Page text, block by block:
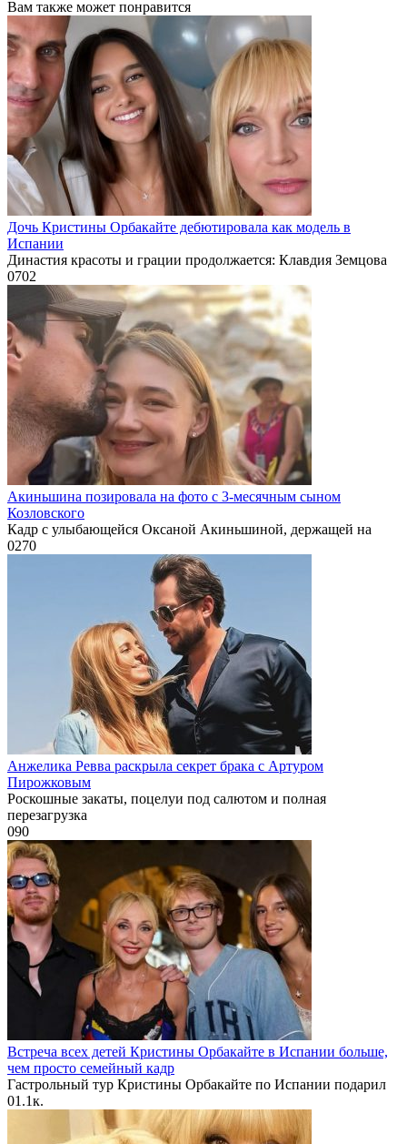
Вам также может понравится
Дочь Кристины Орбакайте дебютировала как модель в
Испании
Династия красоты и грации продолжается: Клавдия Земцова
0702
Акиньшина позировала на фото с 3-месячным сыном
Козловского
Кадр с улыбающейся Оксаной Акиньшиной, держащей на
0270
Анжелика Ревва раскрыла секрет брака с Артуром
Пирожковым
Роскошные закаты, поцелуи под салютом и полная
перезагрузка
090
Встреча всех детей Кристины Орбакайте в Испании больше,
чем просто семейный кадр
Гастрольный тур Кристины Орбакайте по Испании подарил
01.1к.